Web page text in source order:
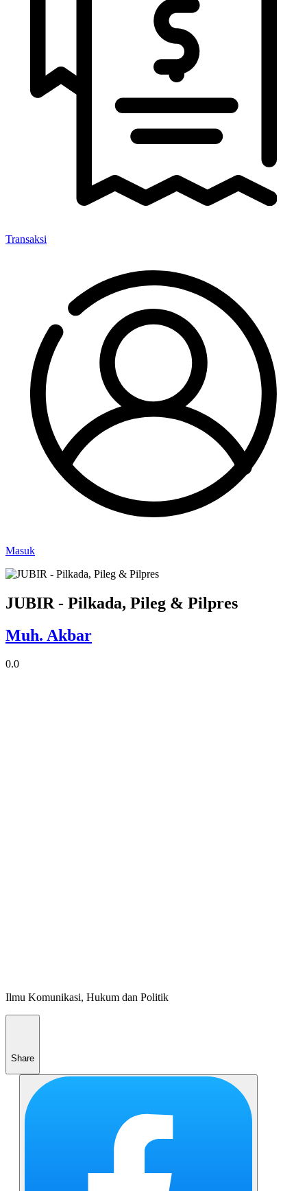
Transaksi
Masuk
JUBIR - Pilkada, Pileg & Pilpres
Muh. Akbar
0.0
Ilmu Komunikasi, Hukum dan Politik
Share